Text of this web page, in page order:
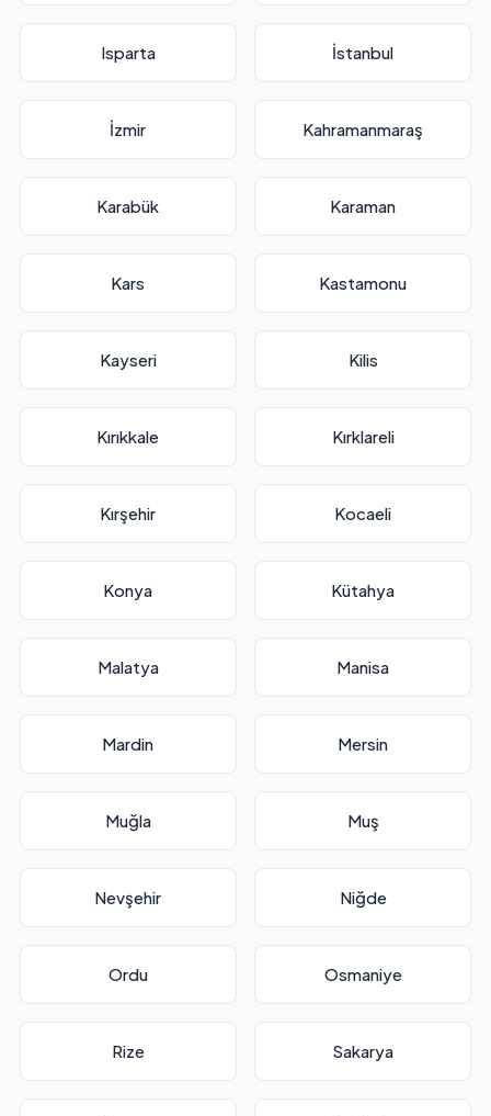
Isparta İstanbul
İzmir Kahramanmaraş
Karabük Karaman
Kars Kastamonu
Kayseri Kilis
Kırıkkale Kırklareli
Kırşehir Kocaeli
Konya Kütahya
Malatya Manisa
Mardin Mersin
Muğla Muş
Nevşehir Niğde
Ordu Osmaniye
Rize Sakarya